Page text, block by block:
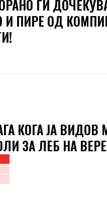
ГИ
И ПИРЕ ОД
КОГА ЈА ВИДОВ
ЗА ЛЕБ НА